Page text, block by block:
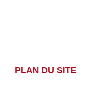
PLAN DU SITE